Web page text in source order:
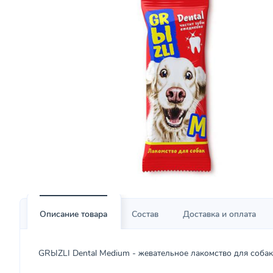
Описание товара Состав Доставка и оплата
GRЫZLI Dental Medium - жевательное лакомство для